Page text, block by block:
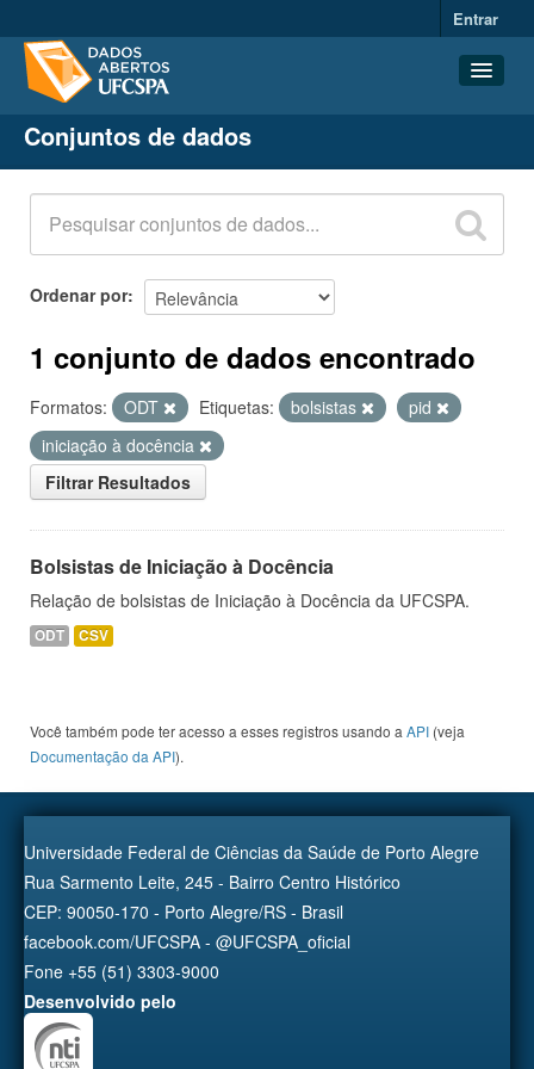
Entrar
Conjuntos de dados
Organizações
Grupos
Sobre
Conjuntos de dados
Ordenar por
1 conjunto de dados encontrado
Formatos: ODT Etiquetas: bolsistas
pid
iniciação à docência
Filtrar Resultados
Bolsistas de Iniciação à Docência
Relação de bolsistas de Iniciação à Docência da UFCSPA.
ODT CSV
Você também pode ter acesso a esses registros usando a API (veja
Documentação da API).
Universidade Federal de Ciências da Saúde de Porto Alegre
Rua Sarmento Leite, 245 - Bairro Centro Histórico
CEP: 90050-170 - Porto Alegre/RS - Brasil
facebook.com/UFCSPA - @UFCSPA_oficial
Fone +55 (51) 3303-9000
Desenvolvido pelo